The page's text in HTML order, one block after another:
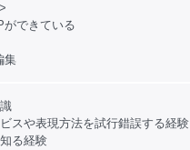
ができている
集
スや表現方法を試行錯誤する経験
る経験